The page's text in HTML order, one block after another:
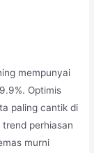
mempunyai
Optimis
paling cantik di
trend perhiasan
murni